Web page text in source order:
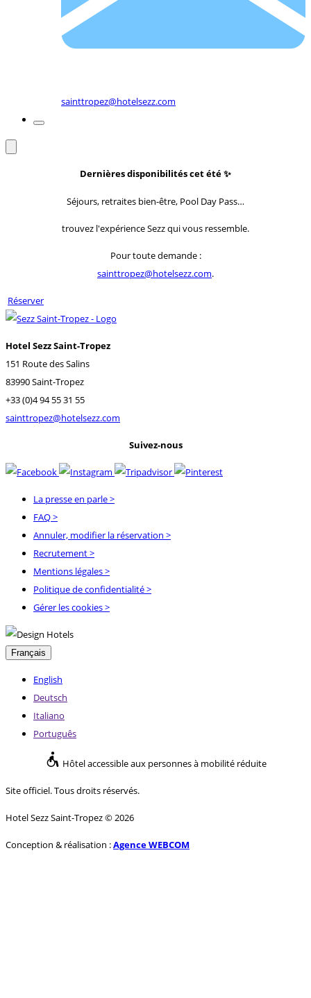
sainttropez@hotelsezz.com
Dernières disponibilités cet été ✨
Séjours, retraites bien-être, Pool Day Pass…
trouvez l'expérience Sezz qui vous ressemble.
Pour toute demande :
sainttropez@hotelsezz.com.
Réserver
Hotel Sezz Saint-Tropez
151 Route des Salins
83990 Saint-Tropez
+33 (0)4 94 55 31 55
sainttropez@hotelsezz.com
Suivez-nous
La presse en parle>
FAQ>
Annuler, modifier la réservation >
Recrutement>
Mentions légales>
Politique de confidentialité>
Gérer les cookies >
Français
English
Deutsch
Italiano
Português
Hôtel accessible aux personnes à mobilité réduite
Site officiel. Tous droits réservés.
Hotel Sezz Saint-Tropez © 2026
Conception & réalisation :Agence WEBCOM